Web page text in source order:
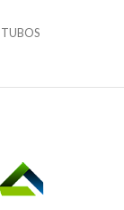
TUBOS